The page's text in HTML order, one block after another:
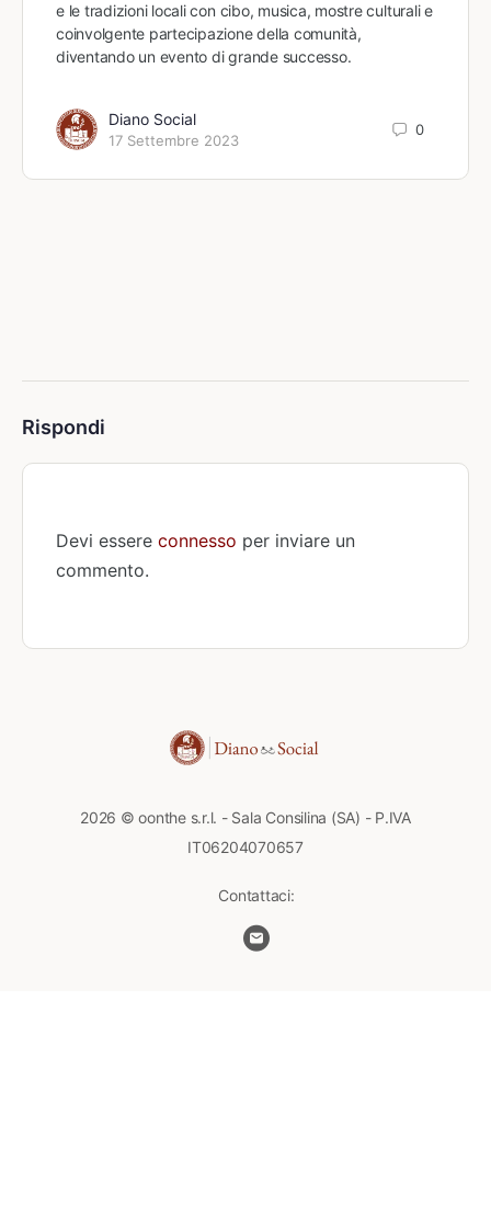
e le tradizioni locali con cibo, musica, mostre culturali e
coinvolgente partecipazione della comunità,
diventando un evento di grande successo.
Diano Social
17 Settembre 2023
0
Rispondi
Devi essere connesso per inviare un
commento.
2026 © oonthe s.r.l. - Sala Consilina (SA) - P.IVA
IT06204070657
Contattaci: